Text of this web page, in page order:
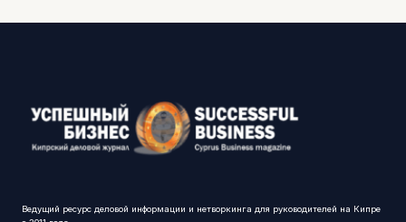
Ведущий ресурс деловой информации и нетворкинга для руководителей на Кипре